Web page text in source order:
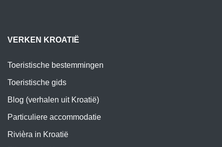
VERKEN KROATIË
Toeristische bestemmingen
Toeristische gids
Blog (verhalen uit Kroatië)
Particuliere accommodatie
Rivièra in Kroatië